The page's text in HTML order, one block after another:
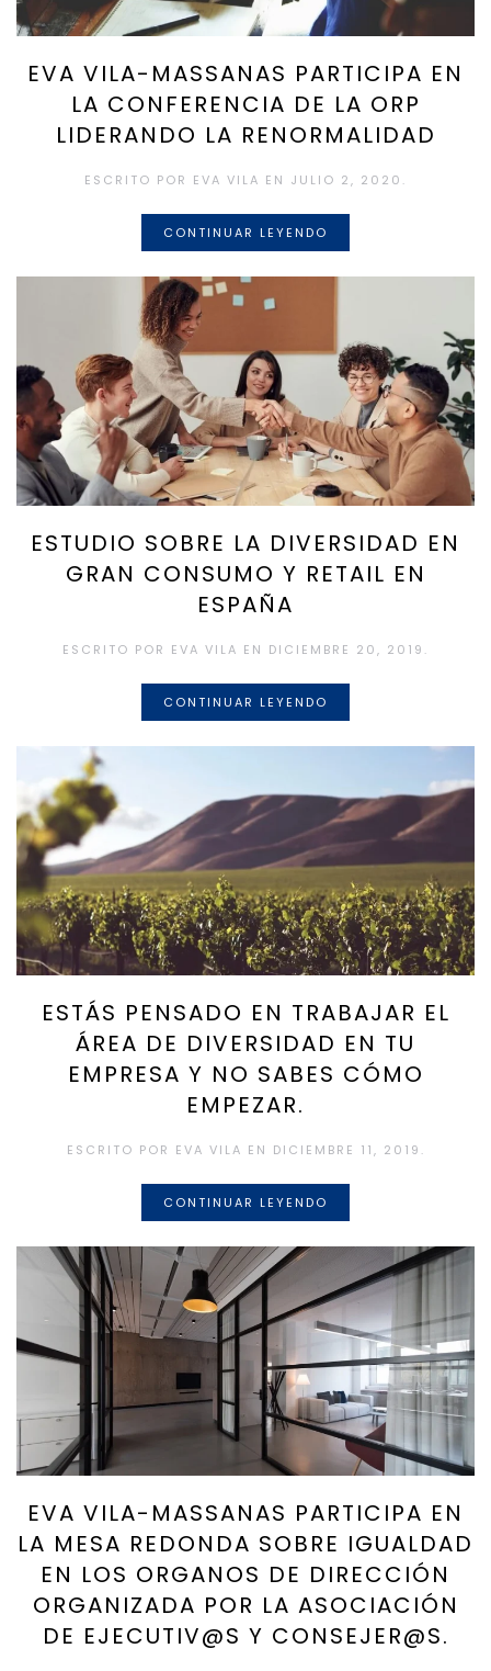
EVA VILA-MASSANAS PARTICIPA EN
LA CONFERENCIA DE LA ORP
LIDERANDO LA RENORMALIDAD
ESCRITO POR EVA VILA EN JULIO 2, 2020 .
CONTINUAR LEYENDO
ESTUDIO SOBRE LA DIVERSIDAD EN
GRAN CONSUMO Y RETAIL EN
ESPAÑA
ESCRITO POR EVA VILA EN DICIEMBRE 20, 2019 .
CONTINUAR LEYENDO
ESTÁS PENSADO EN TRABAJAR EL
ÁREA DE DIVERSIDAD EN TU
EMPRESA Y NO SABES CÓMO
EMPEZAR.
ESCRITO POR EVA VILA EN DICIEMBRE 11, 2019 .
CONTINUAR LEYENDO
EVA VILA-MASSANAS PARTICIPA EN
LA MESA REDONDA SOBRE IGUALDAD
EN LOS ORGANOS DE DIRECCIÓN
ORGANIZADA POR LA ASOCIACIÓN
DE EJECUTIV@S Y CONSEJER@S.